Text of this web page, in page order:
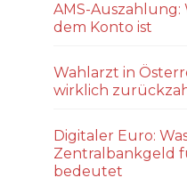
AMS-Auszahlung:
dem Konto ist
Wahlarzt in
wirklich
Digitaler Euro:
Zentralbankgeld
bedeutet